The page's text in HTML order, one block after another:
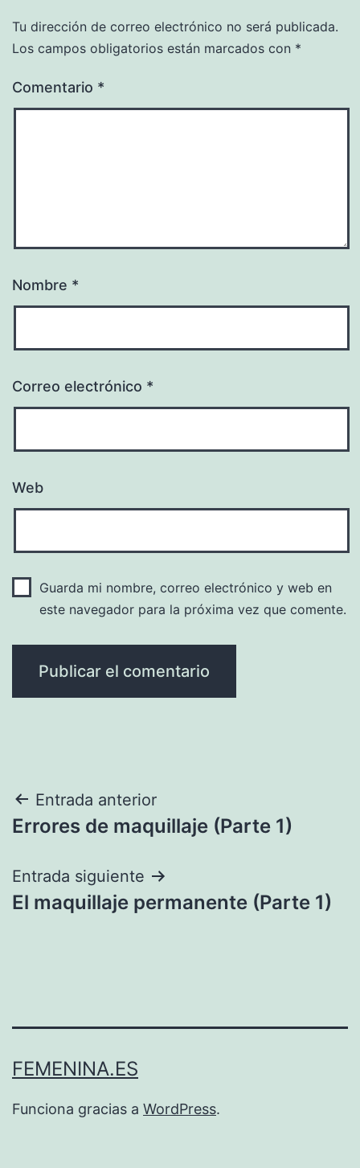
Tu dirección de correo electrónico no será publicada.
Los campos obligatorios están marcados con *
Comentario *
Nombre *
Correo electrónico *
Web
Guarda mi nombre, correo electrónico y web en
este navegador para la próxima vez que comente.
Navegación
de
entradas
Entrada anterior
Errores de maquillaje (Parte 1)
Entrada siguiente
El maquillaje permanente (Parte 1)
FEMENINA.ES
Funciona gracias a WordPress.